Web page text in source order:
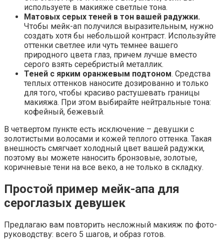
используете в макияже светлые тона.
Матовых серых теней в тон вашей радужки.
Чтобы мейк-ап получился выразительным, нужно
создать хотя бы небольшой контраст. Используйте
оттенки светлее или чуть темнее вашего
природного цвета глаз, причем лучше вместо
серого взять серебристый металлик.
Теней с ярким оранжевым подтоном. Средства
теплых оттенков наносите дозированно и только
для того, чтобы красиво растушевать границы
макияжа. При этом выбирайте нейтральные тона:
кофейный, бежевый.
В четвертом пункте есть исключение – девушки с
золотистыми волосами и кожей теплого оттенка. Такая
внешность смягчает холодный цвет вашей радужки,
поэтому вы можете наносить бронзовые, золотые,
коричневые тени на все веко, а не только в складку.
Простой пример мейк-апа для
сероглазых девушек
Предлагаю вам повторить несложный макияж по фото-
руководству: всего 5 шагов, и образ готов.